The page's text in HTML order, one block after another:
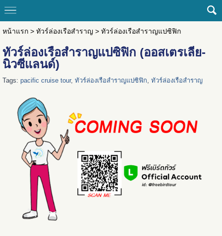
หน้าแรก> ทัวร์ล่องเรือสำราญ > ทัวร์ล่องเรือสำราญแปซิฟิก
ทัวร์ล่องเรือสำราญแปซิฟิก (ออสเตรเลีย-
นิวซีแลนด์)
Tags: pacific cruise tour, ทัวร์ล่องเรือสำราญแปซิฟิก, ทัวร์ล่องเรือสำราญ